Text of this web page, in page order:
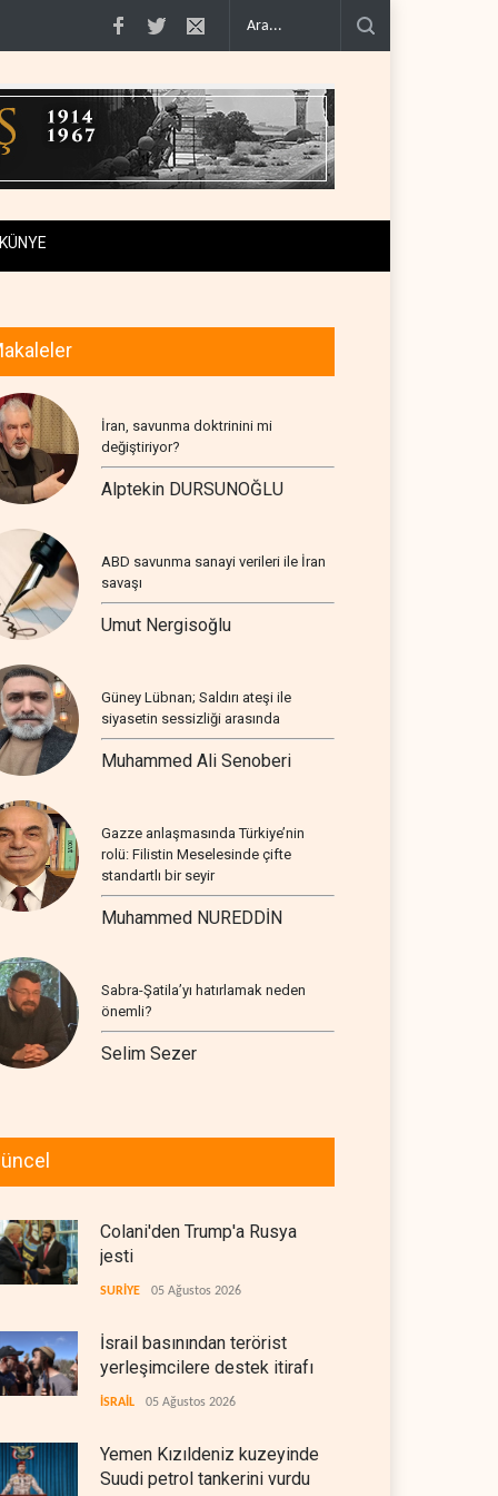
Yemen Kızıldeniz kuzeyinde Suudi petrol tankerini vurdu..
KÜNYE
İran, savunma doktrinini mi
değiştiriyor?
Alptekin DURSUNOĞLU
ABD savunma sanayi verileri ile İran
savaşı
Umut Nergisoğlu
Güney Lübnan; Saldırı ateşi ile
siyasetin sessizliği arasında
Muhammed Ali Senoberi
Gazze anlaşmasında Türkiye’nin
rolü: Filistin Meselesinde çifte
standartlı bir seyir
Muhammed NUREDDİN
Sabra-Şatila’yı hatırlamak neden
önemli?
Selim Sezer
Colani'den Trump'a Rusya
jesti
SURİYE 05 Ağustos 2026
İsrail basınından terörist
yerleşimcilere destek itirafı
İSRAİL 05 Ağustos 2026
Yemen Kızıldeniz kuzeyinde
Suudi petrol tankerini vurdu